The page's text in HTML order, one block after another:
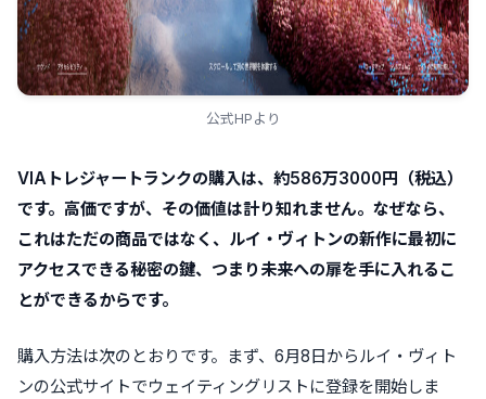
公式HPより
VIAトレジャートランクの購入は、約586万3000円（税込）
です。高価ですが、その価値は計り知れません。なぜなら、
これはただの商品ではなく、ルイ・ヴィトンの新作に最初に
アクセスできる秘密の鍵、つまり未来への扉を手に入れるこ
とができるからです。
購入方法は次のとおりです。まず、6月8日からルイ・ヴィト
ンの公式サイトでウェイティングリストに登録を開始しま